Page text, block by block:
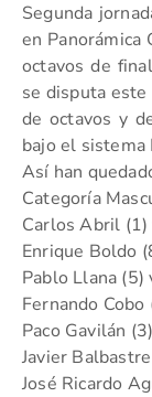
Segunda
en
octavos de
se disputa
de octavos y
bajo el sistema
Así han
Categoría
Carlos Abril
Enrique Boldo
Pablo Llana (5)
Fernando
Paco Gavilán
Javier
José Ricardo